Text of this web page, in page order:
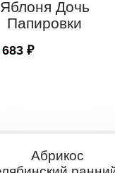
Яблоня Дочь
Папировки
683 ₽